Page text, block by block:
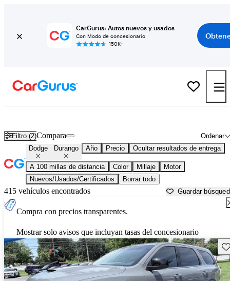
CarGurus: Autos nuevos y usados
Con Modo de concesionario
150K+
Filtro (2) Ordenar
Compara
Dodge Durango Año Precio Ocultar resultados de entrega
A 100 millas de distancia Color Millaje
Motor
Nuevos/Usados/Certificados
Borrar todo
415 vehículos encontrados Guardar
Compra con precios transparentes.
Mostrar solo avisos que incluyan tasas del concesionario